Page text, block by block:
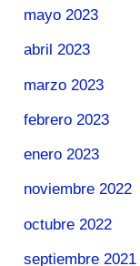
mayo 2023
abril 2023
marzo 2023
febrero 2023
enero 2023
noviembre 2022
octubre 2022
septiembre 2021